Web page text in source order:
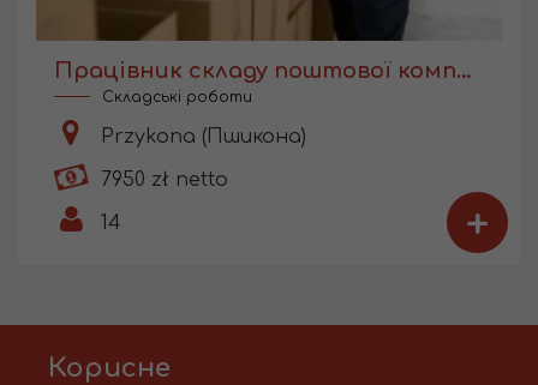
Працівник складу поштової компанії
Складські роботи
Przykona (Пшикона)
7950 zł netto
14
+
Корисне